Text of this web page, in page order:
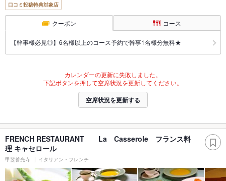
口コミ投稿特典対象店
クーポン コース
【幹事様必見◎】6名様以上のコース予約で幹事1名様分無料★
カレンダーの更新に失敗しました。
下記ボタンを押して空席状況を更新してください。
空席状況を更新する
FRENCH RESTAURANT La Casserole フランス料
理 キャセロール
甲斐善光寺 イタリアン・フレンチ